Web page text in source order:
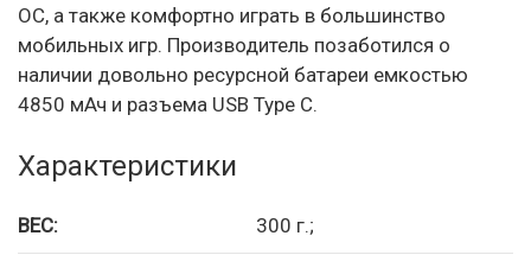
ОС, а также комфортно играть в большинство
мобильных игр. Производитель позаботился о
наличии довольно ресурсной батареи емкостью
4850 мАч и разъема USB Type C.
Характеристики
ВЕС: 300 г.;